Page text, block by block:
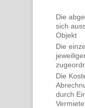
Die
sich
Objekt
Die
Die
durch